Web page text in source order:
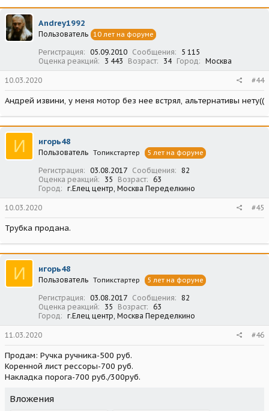
Andrey1992
Пользователь 10 лет на форуме
Регистрация 05.09.2010 Сообщения
5 115
Оценка реакций
3 443 Возраст 34 Город Москва
10.03.2020 #44
Андрей извини, у меня мотор без нее встрял, альтернативы нету((
И игорь48
Пользователь Топикстартер 5 лет на форуме
Регистрация 03.08.2017 Сообщения
82
Оценка реакций
35 Возраст
63
Город
г.Елец центр, Москва Переделкино
10.03.2020 #45
Трубка продана.
И игорь48
Пользователь Топикстартер 5 лет на форуме
Регистрация 03.08.2017 Сообщения
82
Оценка реакций
35 Возраст
63
Город
г.Елец центр, Москва Переделкино
11.03.2020 #46
Продам: Ручка ручника-500 руб.
Коренной лист рессоры-700 руб.
Накладка порога-700 руб./300руб.
Вложения